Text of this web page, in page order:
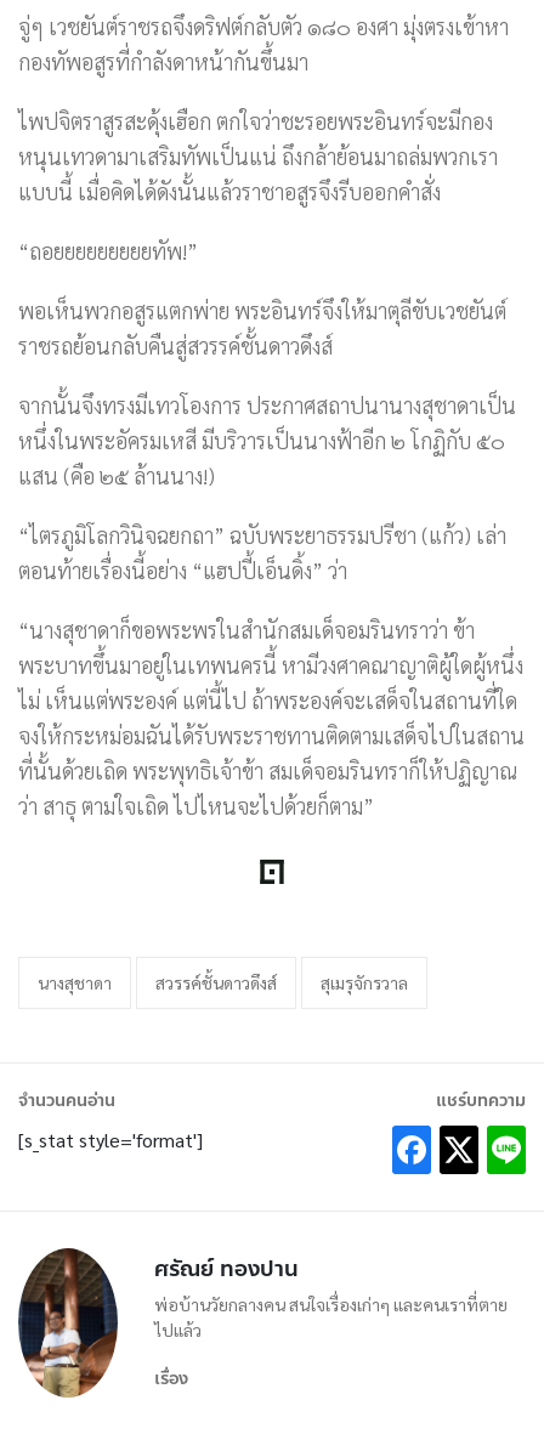
จู่ๆ เวชยันต์ราชรถจึงดริฟต์กลับตัว ๑๘๐ องศา มุ่งตรงเข้าหา
กองทัพอสูรที่กำลังดาหน้ากันขึ้นมา
ไพปจิตราสูรสะดุ้งเฮือก ตกใจว่าชะรอยพระอินทร์จะมีกอง
หนุนเทวดามาเสริมทัพเป็นแน่ ถึงกล้าย้อนมาถล่มพวกเรา
แบบนี้ เมื่อคิดได้ดังนั้นแล้วราชาอสูรจึงรีบออกคำสั่ง
“ถอยยยยยยยยยทัพ!”
พอเห็นพวกอสูรแตกพ่าย พระอินทร์จึงให้มาตุลีขับเวชยันต์
ราชรถย้อนกลับคืนสู่สวรรค์ชั้นดาวดึงส์
จากนั้นจึงทรงมีเทวโองการ ประกาศสถาปนานางสุชาดาเป็น
หนึ่งในพระอัครมเหสี มีบริวารเป็นนางฟ้าอีก ๒ โกฏิกับ ๕๐
แสน (คือ ๒๕ ล้านนาง!)
“ไตรภูมิโลกวินิจฉยกถา” ฉบับพระยาธรรมปรีชา (แก้ว) เล่า
ตอนท้ายเรื่องนี้อย่าง “แฮปปี้เอ็นดิ้ง” ว่า
“นางสุชาดาก็ขอพระพรในสำนักสมเด็จอมรินทราว่า ข้า
พระบาทขึ้นมาอยู่ในเทพนครนี้ หามีวงศาคณาญาติผู้ใดผู้หนึ่ง
ไม่ เห็นแต่พระองค์ แต่นี้ไป ถ้าพระองค์จะเสด็จในสถานที่ใด
จงให้กระหม่อมฉันได้รับพระราชทานติดตามเสด็จไปในสถาน
ที่นั้นด้วยเถิด พระพุทธิเจ้าข้า สมเด็จอมรินทราก็ให้ปฏิญาณ
ว่า สาธุ ตามใจเถิด ไปไหนจะไปด้วยก็ตาม”
นางสุชาดา สวรรค์ชั้นดาวดึงส์ สุเมรุจักรวาล
จำนวนคนอ่าน
[s_stat style='format']
แชร์บทความ
ศรัณย์ ทองปาน
พ่อบ้านวัยกลางคน สนใจเรื่องเก่าๆ และคนเราที่ตาย
ไปแล้ว
เรื่อง